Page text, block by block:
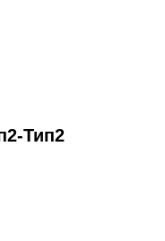
Тип2